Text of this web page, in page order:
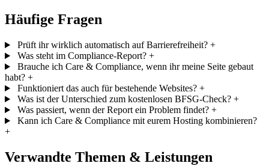
Häufige Fragen
Prüft ihr wirklich automatisch auf Barrierefreiheit? +
Was steht im Compliance-Report? +
Brauche ich Care & Compliance, wenn ihr meine Seite gebaut
habt? +
Funktioniert das auch für bestehende Websites? +
Was ist der Unterschied zum kostenlosen BFSG-Check? +
Was passiert, wenn der Report ein Problem findet? +
Kann ich Care & Compliance mit eurem Hosting kombinieren?
+
Verwandte Themen & Leistungen